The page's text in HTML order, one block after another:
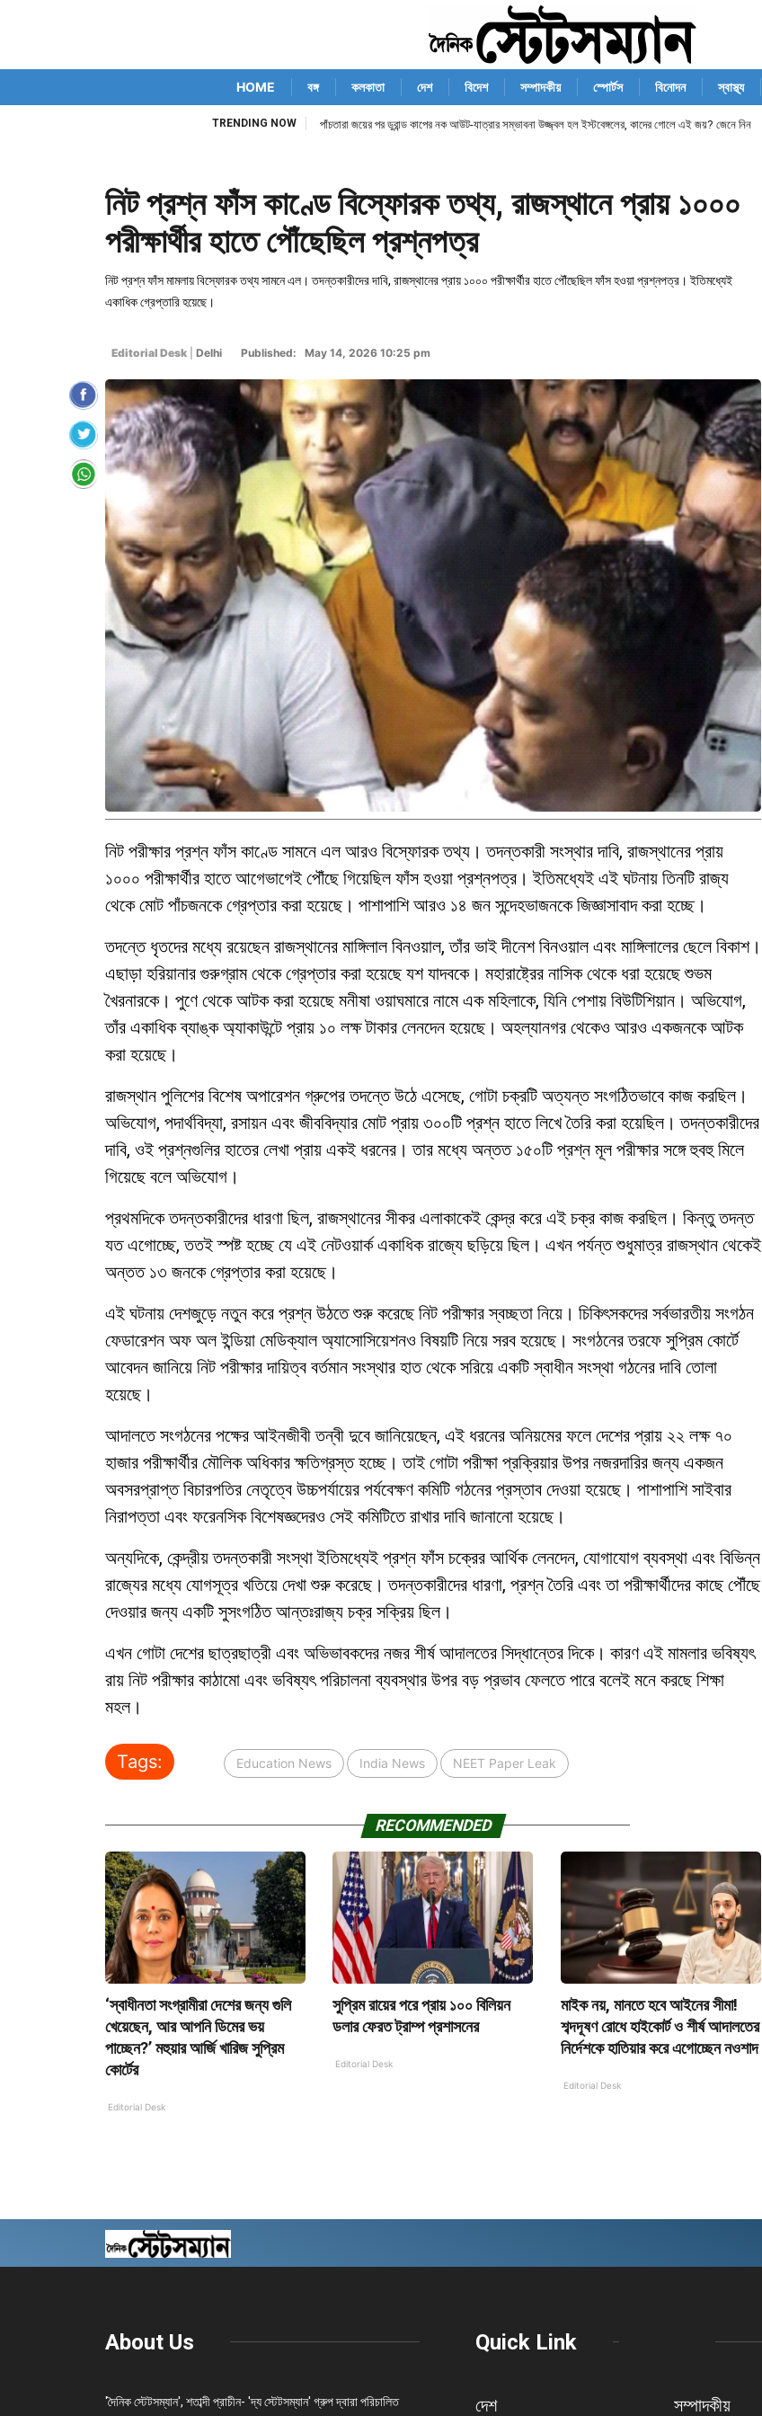
HOME বঙ্গ কলকাতা দেশ বিদেশ সম্পাদকীয় স্পোর্টস বিনোদন স্বাস্থ্য
TRENDING NOW পাঁচতারা জয়ের পর ডুরান্ড কাপের নক আউট-যাত্রার সম্ভাবনা উজ্জ্বল হল ইস্টবেঙ্গলের, কাদের গোলে এই জয়? জেনে নিন
নিট প্রশ্ন ফাঁস কাণ্ডে বিস্ফোরক তথ্য, রাজস্থানে প্রায় ১০০০
পরীক্ষার্থীর হাতে পৌঁছেছিল প্রশ্নপত্র
নিট প্রশ্ন ফাঁস মামলায় বিস্ফোরক তথ্য সামনে এল। তদন্তকারীদের দাবি, রাজস্থানের প্রায় ১০০০ পরীক্ষার্থীর হাতে পৌঁছেছিল ফাঁস হওয়া প্রশ্নপত্র। ইতিমধ্যেই
একাধিক গ্রেপ্তারি হয়েছে।
Editorial Desk Delhi Published: May 14, 2026 10:25 pm
নিট পরীক্ষার প্রশ্ন ফাঁস কাণ্ডে সামনে এল আরও বিস্ফোরক তথ্য। তদন্তকারী সংস্থার দাবি, রাজস্থানের প্রায়
১০০০ পরীক্ষার্থীর হাতে আগেভাগেই পৌঁছে গিয়েছিল ফাঁস হওয়া প্রশ্নপত্র। ইতিমধ্যেই এই ঘটনায় তিনটি রাজ্য
থেকে মোট পাঁচজনকে গ্রেপ্তার করা হয়েছে। পাশাপাশি আরও ১৪ জন সন্দেহভাজনকে জিজ্ঞাসাবাদ করা হচ্ছে।
তদন্তে ধৃতদের মধ্যে রয়েছেন রাজস্থানের মাঙ্গিলাল বিনওয়াল, তাঁর ভাই দীনেশ বিনওয়াল এবং মাঙ্গিলালের ছেলে বিকাশ।
এছাড়া হরিয়ানার গুরুগ্রাম থেকে গ্রেপ্তার করা হয়েছে যশ যাদবকে। মহারাষ্ট্রের নাসিক থেকে ধরা হয়েছে শুভম
খৈরনারকে। পুণে থেকে আটক করা হয়েছে মনীষা ওয়াঘমারে নামে এক মহিলাকে, যিনি পেশায় বিউটিশিয়ান। অভিযোগ,
তাঁর একাধিক ব্যাঙ্ক অ্যাকাউন্টে প্রায় ১০ লক্ষ টাকার লেনদেন হয়েছে। অহল্যানগর থেকেও আরও একজনকে আটক
করা হয়েছে।
রাজস্থান পুলিশের বিশেষ অপারেশন গ্রুপের তদন্তে উঠে এসেছে, গোটা চক্রটি অত্যন্ত সংগঠিতভাবে কাজ করছিল।
অভিযোগ, পদার্থবিদ্যা, রসায়ন এবং জীববিদ্যার মোট প্রায় ৩০০টি প্রশ্ন হাতে লিখে তৈরি করা হয়েছিল। তদন্তকারীদের
দাবি, ওই প্রশ্নগুলির হাতের লেখা প্রায় একই ধরনের। তার মধ্যে অন্তত ১৫০টি প্রশ্ন মূল পরীক্ষার সঙ্গে হুবহু মিলে
গিয়েছে বলে অভিযোগ।
প্রথমদিকে তদন্তকারীদের ধারণা ছিল, রাজস্থানের সীকর এলাকাকেই কেন্দ্র করে এই চক্র কাজ করছিল। কিন্তু তদন্ত
যত এগোচ্ছে, ততই স্পষ্ট হচ্ছে যে এই নেটওয়ার্ক একাধিক রাজ্যে ছড়িয়ে ছিল। এখন পর্যন্ত শুধুমাত্র রাজস্থান থেকেই
অন্তত ১৩ জনকে গ্রেপ্তার করা হয়েছে।
এই ঘটনায় দেশজুড়ে নতুন করে প্রশ্ন উঠতে শুরু করেছে নিট পরীক্ষার স্বচ্ছতা নিয়ে। চিকিৎসকদের সর্বভারতীয় সংগঠন
ফেডারেশন অফ অল ইন্ডিয়া মেডিক্যাল অ্যাসোসিয়েশনও বিষয়টি নিয়ে সরব হয়েছে। সংগঠনের তরফে সুপ্রিম কোর্টে
আবেদন জানিয়ে নিট পরীক্ষার দায়িত্ব বর্তমান সংস্থার হাত থেকে সরিয়ে একটি স্বাধীন সংস্থা গঠনের দাবি তোলা
হয়েছে।
আদালতে সংগঠনের পক্ষের আইনজীবী তন্বী দুবে জানিয়েছেন, এই ধরনের অনিয়মের ফলে দেশের প্রায় ২২ লক্ষ ৭০
হাজার পরীক্ষার্থীর মৌলিক অধিকার ক্ষতিগ্রস্ত হচ্ছে। তাই গোটা পরীক্ষা প্রক্রিয়ার উপর নজরদারির জন্য একজন
অবসরপ্রাপ্ত বিচারপতির নেতৃত্বে উচ্চপর্যায়ের পর্যবেক্ষণ কমিটি গঠনের প্রস্তাব দেওয়া হয়েছে। পাশাপাশি সাইবার
নিরাপত্তা এবং ফরেনসিক বিশেষজ্ঞদেরও সেই কমিটিতে রাখার দাবি জানানো হয়েছে।
অন্যদিকে, কেন্দ্রীয় তদন্তকারী সংস্থা ইতিমধ্যেই প্রশ্ন ফাঁস চক্রের আর্থিক লেনদেন, যোগাযোগ ব্যবস্থা এবং বিভিন্ন
রাজ্যের মধ্যে যোগসূত্র খতিয়ে দেখা শুরু করেছে। তদন্তকারীদের ধারণা, প্রশ্ন তৈরি এবং তা পরীক্ষার্থীদের কাছে পৌঁছে
দেওয়ার জন্য একটি সুসংগঠিত আন্তঃরাজ্য চক্র সক্রিয় ছিল।
এখন গোটা দেশের ছাত্রছাত্রী এবং অভিভাবকদের নজর শীর্ষ আদালতের সিদ্ধান্তের দিকে। কারণ এই মামলার ভবিষ্যৎ
রায় নিট পরীক্ষার কাঠামো এবং ভবিষ্যৎ পরিচালনা ব্যবস্থার উপর বড় প্রভাব ফেলতে পারে বলেই মনে করছে শিক্ষা
মহল।
Tags: Education News India News NEET Paper Leak
RECOMMENDED
‘স্বাধীনতা সংগ্রামীরা দেশের জন্য গুলি
খেয়েছেন, আর আপনি ডিমের ভয়
পাচ্ছেন?’ মহুয়ার আর্জি খারিজ সুপ্রিম
কোর্টের
Editorial Desk
সুপ্রিম রায়ের পরে প্রায় ১০০ বিলিয়ন
ডলার ফেরত ট্রাম্প প্রশাসনের
Editorial Desk
মাইক নয়, মানতে হবে আইনের সীমা!
শব্দদূষণ রোধে হাইকোর্ট ও শীর্ষ আদালতের
নির্দেশকে হাতিয়ার করে এগোচ্ছেন নওশাদ
Editorial Desk
About Us
'দৈনিক স্টেটসম্যান', শতাব্দী প্রাচীন- 'দ্য স্টেটসম্যান' গ্রুপ দ্বারা পরিচালিত
Quick Link
দেশ সম্পাদকীয়